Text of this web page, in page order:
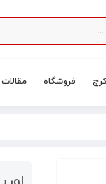
فروشگاه مقالات